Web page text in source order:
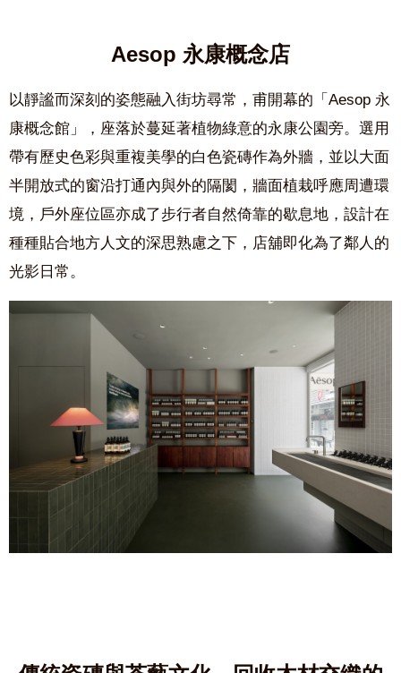
Aesop 永康概念店
以靜謐而深刻的姿態融入街坊尋常，甫開幕的「Aesop 永
康概念館」，座落於蔓延著植物綠意的永康公園旁。選用
帶有歷史色彩與重複美學的白色瓷磚作為外牆，並以大面
半開放式的窗沿打通內與外的隔閡，牆面植栽呼應周遭環
境，戶外座位區亦成了步行者自然倚靠的歇息地，設計在
種種貼合地方人文的深思熟慮之下，店舖即化為了鄰人的
光影日常。